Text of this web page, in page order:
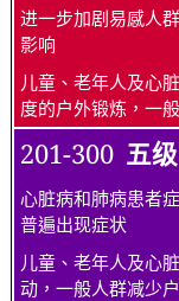
进一步加剧易感人
影响
儿童、老年人及心
度的户外锻炼，一
201-300 五
心脏病和肺病患者
普遍出现症状
儿童、老年人及心
动，一般人群减少